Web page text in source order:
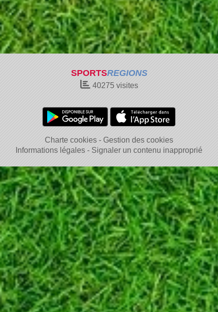
SPORTSREGIONS
40275visites
Charte cookies
Gestion des cookies
Informations légales
Signaler un contenu inapproprié